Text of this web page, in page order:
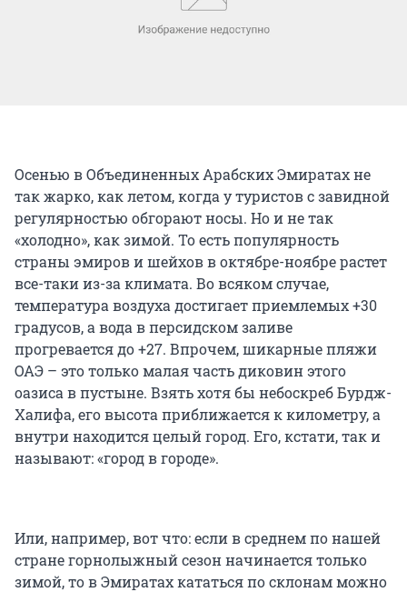
Осенью в Объединенных Арабских Эмиратах не
так жарко, как летом, когда у туристов с завидной
регулярностью обгорают носы. Но и не так
«холодно», как зимой. То есть популярность
страны эмиров и шейхов в октябре-ноябре растет
все-таки из-за климата. Во всяком случае,
температура воздуха достигает приемлемых +30
градусов, а вода в персидском заливе
прогревается до +27. Впрочем, шикарные пляжи
ОАЭ – это только малая часть диковин этого
оазиса в пустыне. Взять хотя бы небоскреб Бурдж-
Халифа, его высота приближается к километру, а
внутри находится целый город. Его, кстати, так и
называют: «город в городе».
Или, например, вот что: если в среднем по нашей
стране горнолыжный сезон начинается только
зимой, то в Эмиратах кататься по склонам можно